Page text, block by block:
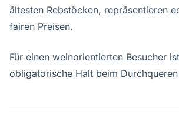
ältesten Rebstöcken, repräsentieren
fairen Preisen.
Für einen weinorientierten Besucher
obligatorische Halt beim